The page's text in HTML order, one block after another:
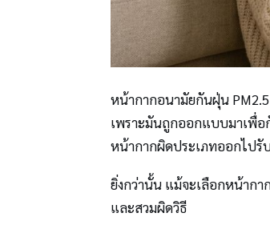
หน้ากากอนามัยกันฝุ่น
เพราะมันถูกออกแบบมาเพื่อ
หน้ากากผิดประเภทออกไป
ยิ่งกว่านั้น แม้จะเลือกหน้าก
และสวมผิดวิธี